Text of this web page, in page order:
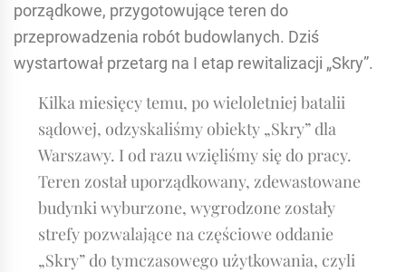
porządkowe, przygotowujące teren do
przeprowadzenia robót budowlanych. Dziś
wystartował przetarg na I etap rewitalizacji „Skry”.
Kilka miesięcy temu, po wieloletniej batalii
sądowej, odzyskaliśmy obiekty „Skry” dla
Warszawy. I od razu wzięliśmy się do pracy.
Teren został uporządkowany, zdewastowane
budynki wyburzone, wygrodzone zostały
strefy pozwalające na częściowe oddanie
„Skry” do tymczasowego użytkowania, czyli